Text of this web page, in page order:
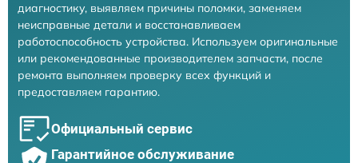
диагностику, выявляем причины поломки, заменяем
неисправные детали и восстанавливаем
работоспособность устройства. Используем оригинальные
или рекомендованные производителем запчасти, после
ремонта выполняем проверку всех функций и
предоставляем гарантию.
Официальный сервис
Гарантийное обслуживание